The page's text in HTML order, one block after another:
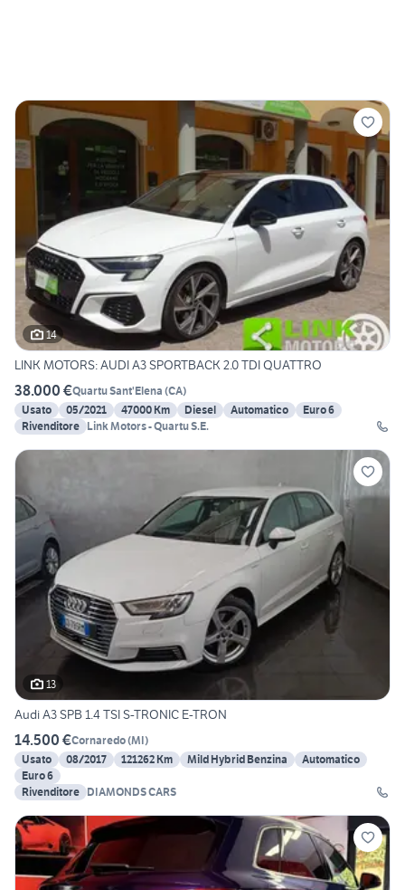
14
LINK MOTORS: AUDI A3 SPORTBACK 2.0 TDI QUATTRO
38.000 €Quartu Sant'Elena (CA)
Usato
05/2021 47000 Km Diesel Automatico
Euro 6
Rivenditore Link Motors - Quartu S.E.
13
Audi A3 SPB 1.4 TSI S-TRONIC E-TRON
14.500 €Cornaredo(MI)
Usato
08/2017 121262 Km Mild Hybrid Benzina
Automatico
Euro 6
Rivenditore DIAMONDS CARS